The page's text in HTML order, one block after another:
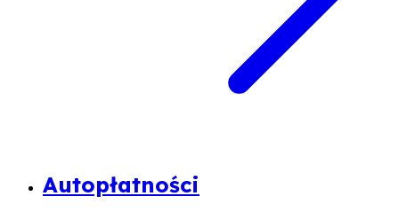
Autopłatności